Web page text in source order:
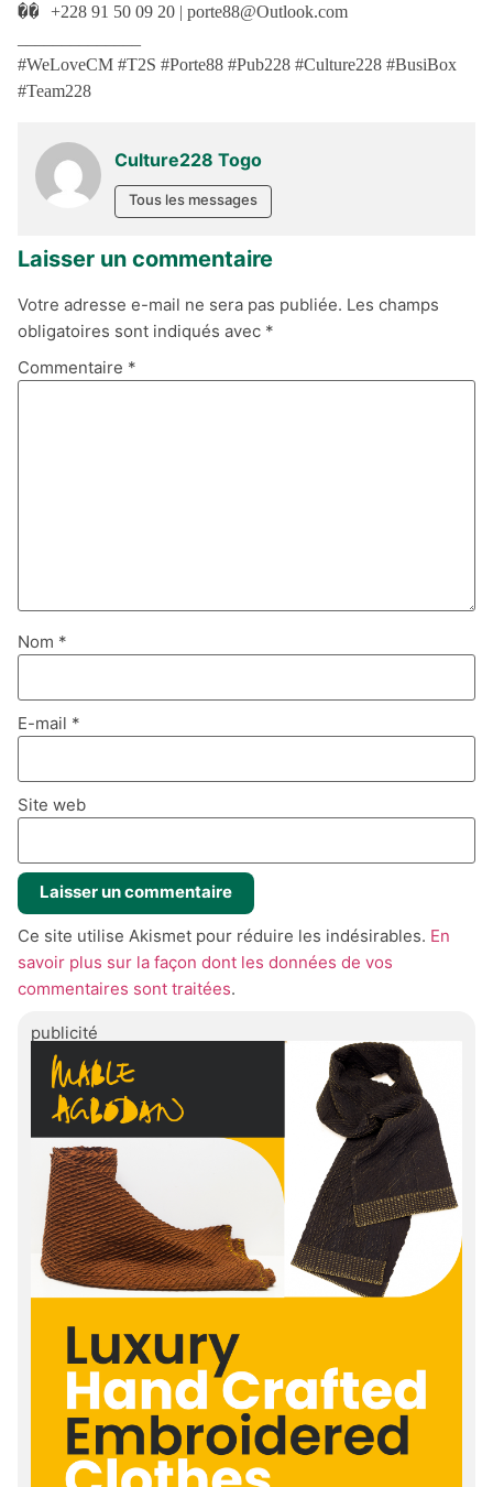
�� +228 91 50 09 20 | porte88@Outlook.com
#WeLoveCM #T2S #Porte88 #Pub228 #Culture228 #BusiBox
#Team228
Culture228 Togo
Tous les messages
Laisser un commentaire
Votre adresse e-mail ne sera pas publiée. Les champs
obligatoires sont indiqués avec *
Commentaire *
Nom *
E-mail *
Site web
Ce site utilise Akismet pour réduire les indésirables. En
savoir plus sur la façon dont les données de vos
commentaires sont traitées.
publicité